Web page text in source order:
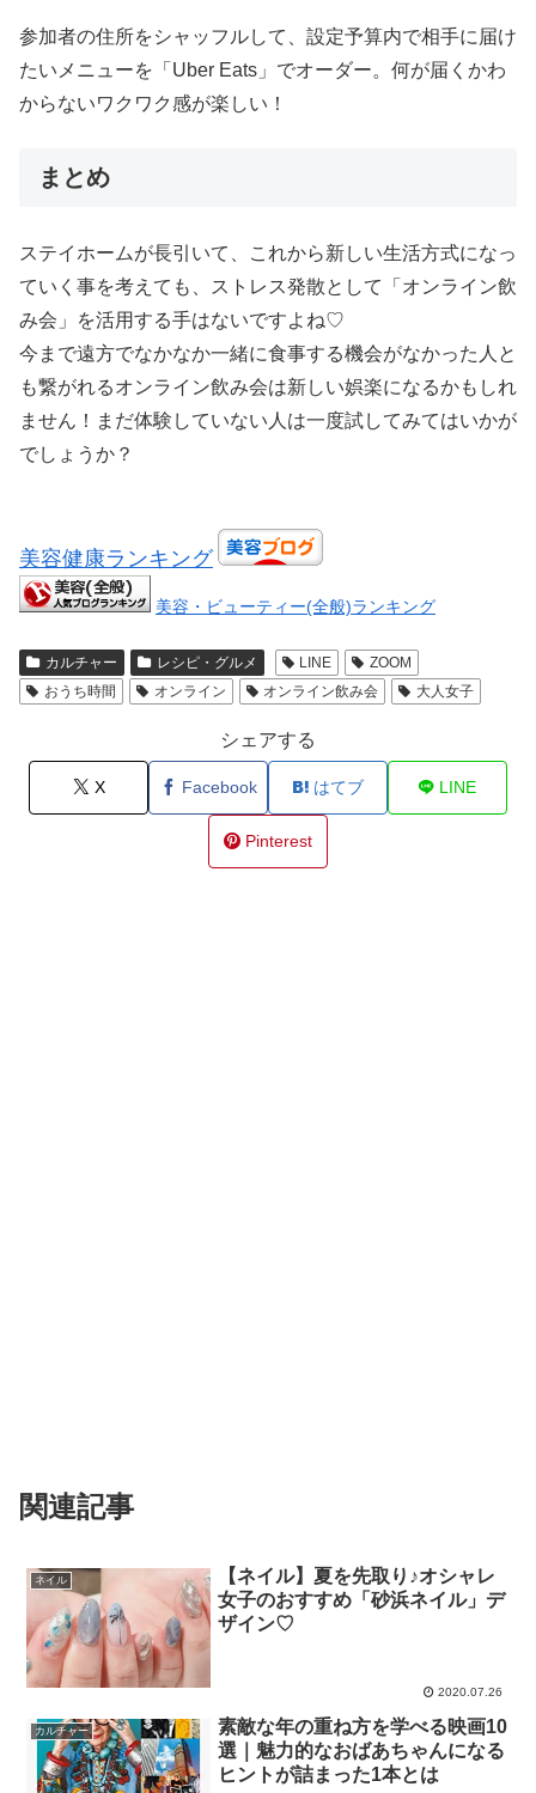
参加者の住所をシャッフルして、設定予算内で相手に届け
たいメニューを「Uber Eats」でオーダー。何が届くかわ
からないワクワク感が楽しい！
まとめ
ステイホームが長引いて、これから新しい生活方式になっ
ていく事を考えても、ストレス発散として「オンライン飲
み会」を活用する手はないですよね♡
今まで遠方でなかなか一緒に食事する機会がなかった人と
も繋がれるオンライン飲み会は新しい娯楽になるかもしれ
ません！まだ体験していない人は一度試してみてはいかが
でしょうか？
美容健康ランキング
美容・ビューティー(全般)ランキング
カルチャー レシピ・グルメ LINE
ZOOM
おうち時間
オンライン オンライン飲み会 大人女子
シェアする
X Facebook はてブ LINE
Pinterest
関連記事
ネイル
【ネイル】夏を先取り♪オシャレ
女子のおすすめ「砂浜ネイル」デ
ザイン♡
2020.07.26
カルチャー
素敵な年の重ね方を学べる映画10
選｜魅力的なおばあちゃんになる
ヒントが詰まった1本とは